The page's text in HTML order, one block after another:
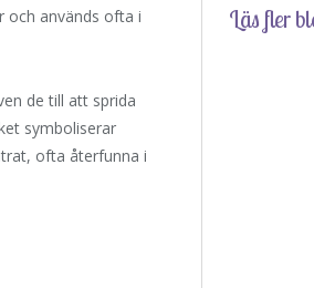
och används ofta i
de till att sprida
symboliserar
ofta återfunna i
Läs fler